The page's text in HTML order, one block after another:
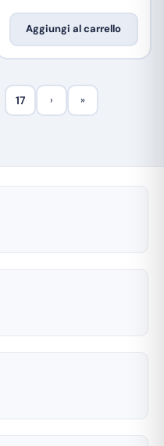
Aggiungi al carrello
17 › »